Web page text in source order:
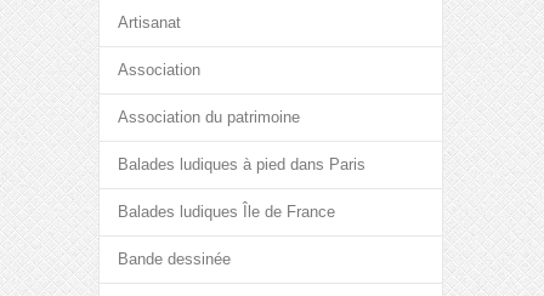
Artisanat
Association
Association du patrimoine
Balades ludiques à pied dans Paris
Balades ludiques Île de France
Bande dessinée